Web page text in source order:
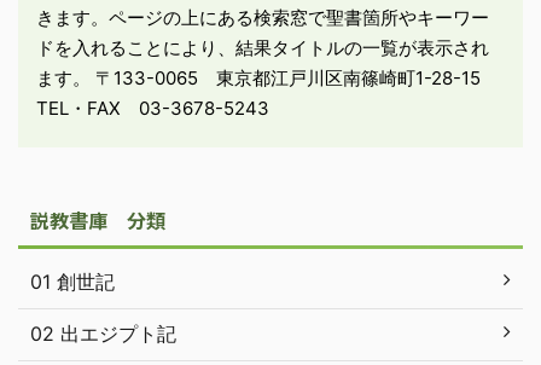
きます。ページの上にある検索窓で聖書箇所やキーワー
ドを入れることにより、結果タイトルの一覧が表示され
ます。 〒133-0065 東京都江戸川区南篠崎町1-28-15
TEL・FAX 03-3678-5243
説教書庫 分類
01 創世記
02 出エジプト記